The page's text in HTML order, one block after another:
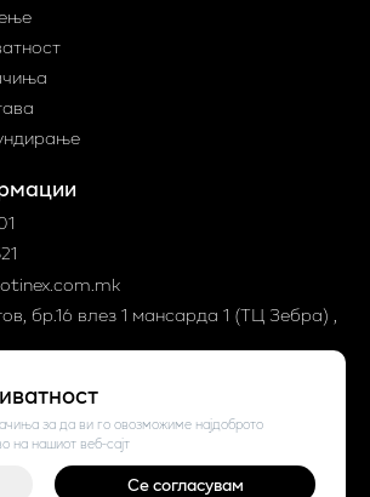
за да ви го овозможиме најдоброто
на нашиот веб-сајт
Се согласувам
бр.16 влез 1 мaнсарда 1 (ТЦ Зебра) ,